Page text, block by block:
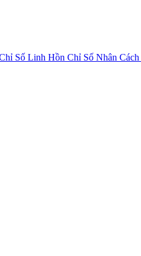
Số Linh Hồn Chỉ Số Nhân Cách